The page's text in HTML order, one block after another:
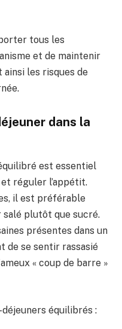
tous les
et de maintenir
les risques de
dans la
est essentiel
réguler l’appétit.
il est préférable
salé plutôt que sucré.
présentes dans un
de se sentir rassasié
« coup de barre »
équilibrés :